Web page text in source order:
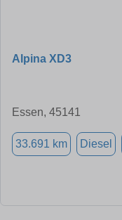
Alpina XD3
Essen, 45141
33.691 km Diesel